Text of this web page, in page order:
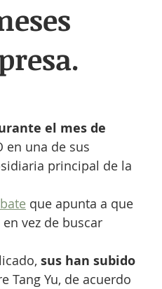
el mes de
en una de sus
principal de la
que apunta a que
en vez de buscar
sus han subido
Tang Yu, de acuerdo